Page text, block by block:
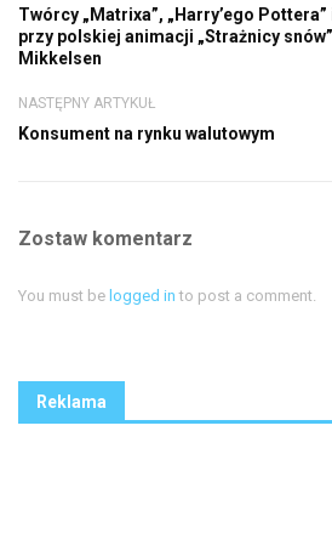
Twórcy „Matrixa”, „Harry’ego
przy polskiej animacji „Strażnicy
Mikkelsen
NASTĘPNY ARTYKUŁ
Konsument na rynku walutowym
Zostaw komentarz
You must be logged in to post a comment.
Reklama